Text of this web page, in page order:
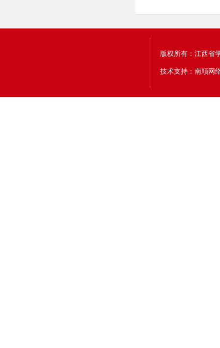
版权所有：江西省
技术支持：南顺网